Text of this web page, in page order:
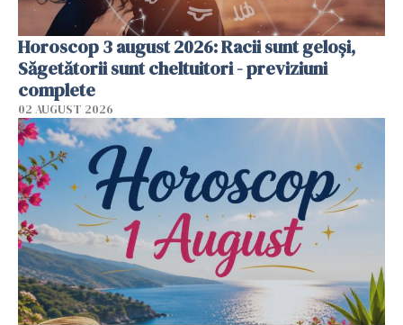
Horoscop 3 august 2026: Racii sunt geloși,
Săgetătorii sunt cheltuitori - previziuni
complete
02 AUGUST 2026